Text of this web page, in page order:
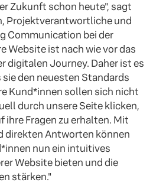
Zukunft schon heute", sagt
Projektverantwortliche und
Communication bei der
Website ist nach wie vor das
digitalen Journey. Daher ist es
den neuesten Standards
Kund*innen sollen sich nicht
durch unsere Seite klicken,
ihre Fragen zu erhalten. Mit
direkten Antworten können
nun ein intuitives
Website bieten und die
stärken."